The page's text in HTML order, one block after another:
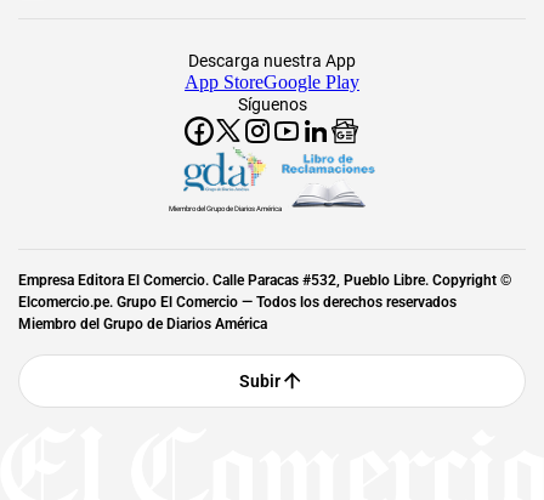
Síguenos
Descarga nuestra App
App StoreGoogle Play
Miembro del Grupo de Diarios América
Empresa Editora El Comercio. Calle Paracas #532, Pueblo Libre. Copyright ©
Elcomercio.pe. Grupo El Comercio — Todos los derechos reservados
Miembro del Grupo de Diarios América
Subir